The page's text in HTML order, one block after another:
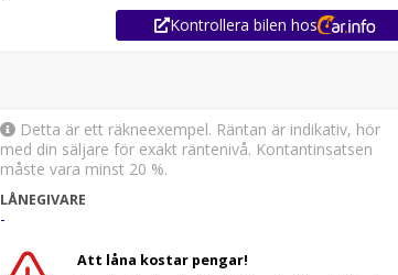
Kontrollera bilen hos
Detta är ett räkneexempel. Räntan är indikativ, hör
med din säljare för exakt räntenivå. Kontantinsatsen
måste vara minst 20 %.
LÅNEGIVARE
-
Att låna kostar pengar!